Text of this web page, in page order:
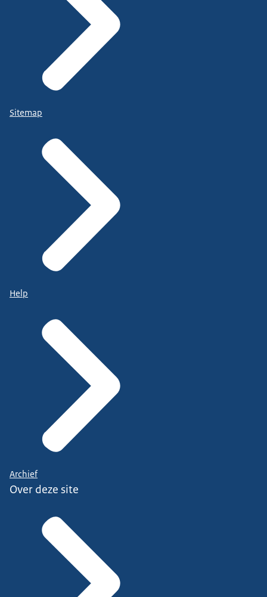
Sitemap
Help
Archief
Over deze site